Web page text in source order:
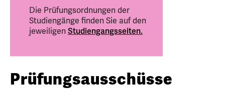
Die Prüfungsordnungen der
Studiengänge finden Sie auf den
jeweiligen Studiengangsseiten.
Prüfungsausschüsse